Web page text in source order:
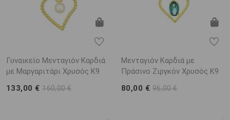
Γυναικείο Μενταγιόν Καρδιά
με Μαργαριτάρι Χρυσός K9
133,00 €160,00 €
Μενταγιόν Καρδιά με
Πράσινο Ζιργκόν Χρυσός K9
80,00 € 96,00 €